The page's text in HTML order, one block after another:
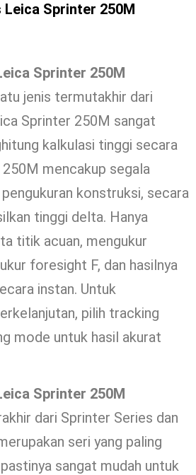
Sprinter 250M
Sprinter 250M
jenis termutakhir dari
Sprinter 250M sangat
kalkulasi tinggi secara
mencakup segala
konstruksi, secara
tinggi delta. Hanya
titik acuan, mengukur
foresight F, dan hasilnya
instan. Untuk
pilih tracking
mode untuk hasil akurat
Sprinter 250M
dari Sprinter Series dan
seri yang paling
sangat mudah untuk